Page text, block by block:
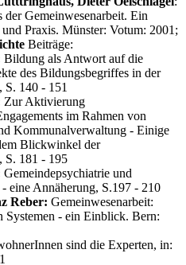
der Gemeinwesenarbeit. Ein
Praxis. Münster: Votum: 2001;
Beiträge:
Bildung als Antwort auf die
des Bildungsbegriffes in der
S. 140 - 151
Zur Aktivierung
im Rahmen von
Kommunalverwaltung - Einige
Blickwinkel der
S. 181 - 195
Gemeindepsychiatrie und
eine Annäherung, S.197 - 210
Reber: Gemeinwesenarbeit:
Systemen - ein Einblick. Bern:
sind die Experten, in: